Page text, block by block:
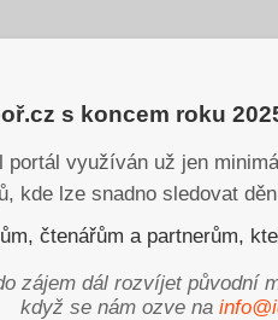
s koncem roku
portál využíván už jen
kde lze snadno sledovat
čtenářům a partnerům,
zájem dál rozvíjet původní
když se nám ozve na